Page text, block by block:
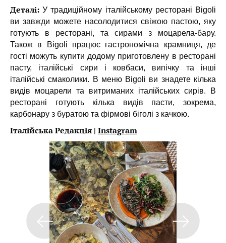
Деталі: У традиційному італійському ресторані Bigoli
ви завжди можете насолодитися свіжою пастою, яку
готують в ресторані, та сирами з моцарела-бару.
Також в Bigoli працює гастрономічна крамниця, де
гості можуть купити додому приготовлену в ресторані
пасту, італійські сири і ковбаси, випічку та інші
італійські смаколики. В меню Bigoli ви знадете кілька
видів моцарели та витриманих італійських сирів. В
ресторані готують кілька видів пасти, зокрема,
карбонару з буратою та фірмові біголі з качкою.
Італійська Редакція | Instagram